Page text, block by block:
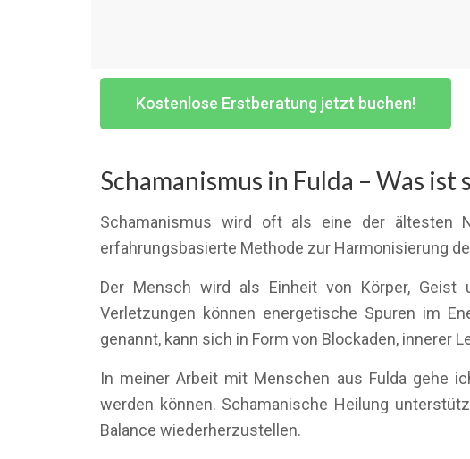
Kostenlose Erstberatung jetzt buchen!
Schamanismus in Fulda – Was ist
Schamanismus wird oft als eine der ältesten
erfahrungsbasierte Methode zur Harmonisierung
Der Mensch wird als Einheit von Körper, Geist
Verletzungen können energetische Spuren im
genannt, kann sich in Form von Blockaden, innerer
In meiner Arbeit mit Menschen aus Fulda gehe
werden können. Schamanische Heilung
Balance wiederherzustellen.